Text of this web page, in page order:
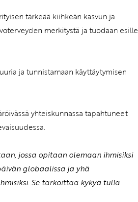
tärkeää kiihkeän kasvun ja
merkitystä ja tuodaan esille
ja tunnistamaan käyttäytymisen
yhteiskunnassa tapahtuneet
jossa opitaan olemaan ihmisiksi
globaalissa ja yhä
Se tarkoittaa kykyä tulla